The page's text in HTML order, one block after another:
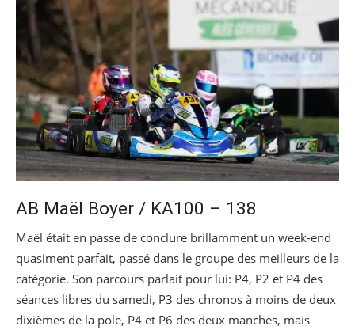
AB Maël Boyer / KA100 – 138
Maël était en passe de conclure brillamment un week-end
quasiment parfait, passé dans le groupe des meilleurs de la
catégorie. Son parcours parlait pour lui: P4, P2 et P4 des
séances libres du samedi, P3 des chronos à moins de deux
dixièmes de la pole, P4 et P6 des deux manches, mais